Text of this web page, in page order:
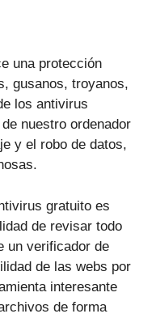
una protección
gusanos, troyanos,
los antivirus
nuestro ordenador
y el robo de datos,
gratuito es
de revisar todo
un verificador de
de las webs por
interesante
de forma